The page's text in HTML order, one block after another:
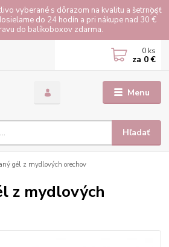
vyberané s dôrazom na kvalitu a šetrnosť
do 24 hodín a pri nákupe nad 30 €
do balíkoboxov zdarma.
Menu
Hľadať
0 ks
za 0 €
gél z mydlových orechov
z mydlových